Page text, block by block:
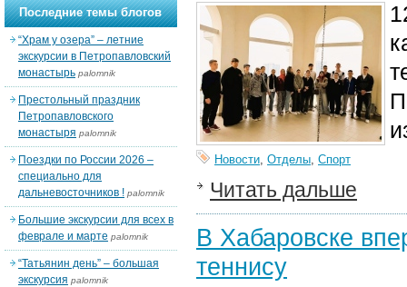
Новости, Отделы, Спорт
Читать дальше
В Хабаровске
теннису
Последние темы блогов
“Храм у озера” – летние
экскурсии в Петропавловский
монастырь palomnik
Престольный праздник
Петропавловского
монастыря palomnik
Поездки по России 2026 –
специально для
дальневосточников ! palomnik
Большие экскурсии для всех в
феврале и марте palomnik
“Татьянин день” – большая
экскурсия palomnik